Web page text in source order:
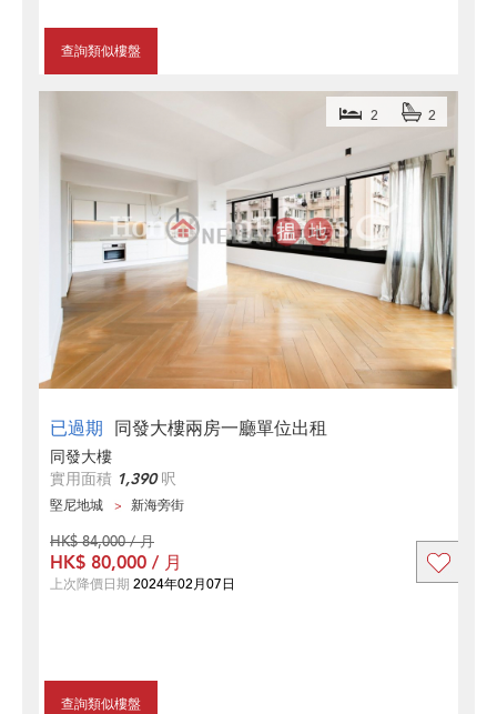
查詢類似樓盤
已過期 同發大樓兩房一廳單位出租
2 2
同發大樓
實用面積 1,390呎
堅尼地城 新海旁街
查詢類似樓盤
HK$ 84,000 / 月
HK$ 80,000 / 月
上次降價日期 2024年02月07日